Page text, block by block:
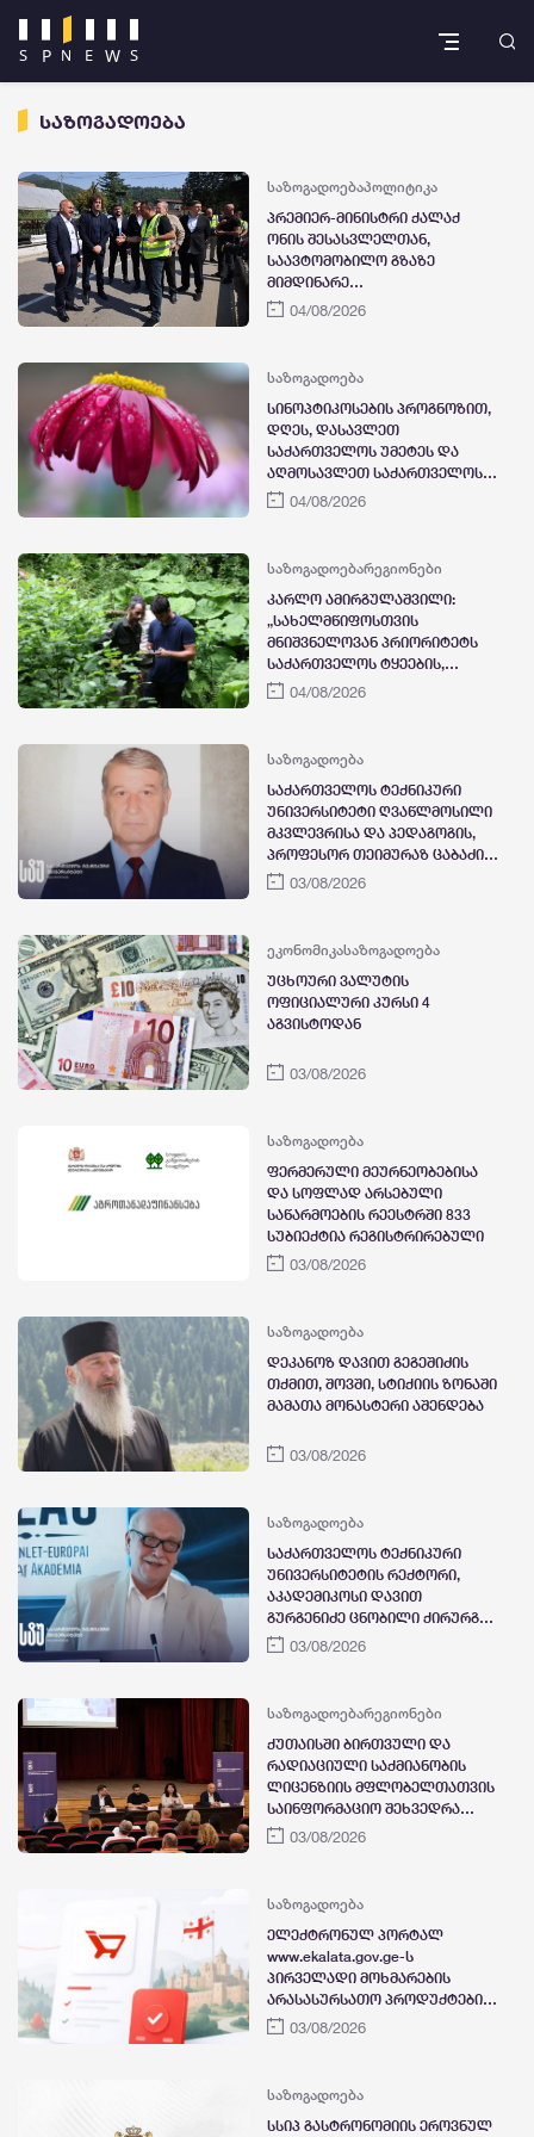
საზოგადოება
საზოგადოებაპოლიტიკა
პრემიერ-მინისტრი ქალაქ
ონის შესასვლელთან,
საავტომობილო გზაზე
მიმდინარე
მეწყერსაწინააღმდეგო
04/08/2026
საზოგადოება
სინოპტიკოსების პროგნოზით,
დღეს, დასავლეთ
საქართველოს უმეტეს და
აღმოსავლეთ საქართველოს
ზოგიერთ რაიონში
04/08/2026
საზოგადოებარეგიონები
კარლო ამირგულაშვილი:
„სახელმწიფოსთვის
მნიშვნელოვან პრიორიტეტს
საქართველოს ტყეების,
განსაკუთრებით კი
04/08/2026
საზოგადოება
საქართველოს ტექნიკური
უნივერსიტეტი ღვაწლმოსილი
მკვლევრისა და პედაგოგის,
პროფესორ თეიმურაზ ცაბაძის
გარდაცვალების გამო
03/08/2026
ეკონომიკასაზოგადოება
უცხოური ვალუტის
ოფიციალური კურსი 4
აგვისტოდან
03/08/2026
საზოგადოება
ფერმერული მეურნეობებისა
და სოფლად არსებული
საწარმოების რეესტრში 833
სუბიექტია რეგისტრირებული
03/08/2026
საზოგადოება
დეკანოზ დავით გეგეშიძის
თქმით, შოვში, სტიქიის ზონაში
მამათა მონასტერი აშენდება
03/08/2026
საზოგადოება
საქართველოს ტექნიკური
უნივერსიტეტის რექტორი,
აკადემიკოსი დავით
გურგენიძე ცნობილი ქირურგ-
ონკოლოგისა და მეცნიერის,
მწუხარებას გამოთქვამს
03/08/2026
საზოგადოებარეგიონები
ქუთაისში ბირთვული და
რადიაციული საქმიანობის
ლიცენზიის მფლობელთათვის
საინფორმაციო შეხვედრა
გაიმართა.
03/08/2026
საზოგადოება
ელექტრონულ პორტალ
www.ekalata.gov.ge-ს
პირველადი მოხმარების
არასასურსათო პროდუქტები
დაემატა
03/08/2026
საზოგადოება
სსიპ გასტრონომიის ეროვნულ